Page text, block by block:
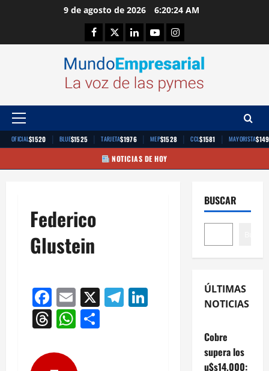
9 de agosto de 2026 6:20:24 AM
Facebook
TwitterLinkedinYoutubeInstagram
Menú
principal
OFICIAL$1520 | BLUE$1525 | TARJETA$1976 | MEP$1528 | CCL$1581 | MAYORISTA
NOTICIAS DE HOY
Federico
Glustein
Facebook
Email
X Telegram
LinkedIn
Threads
WhatsApp
BUSCAR
ÚLTIMAS
NOTICIAS
Cobre
supera los
u$s14.000: